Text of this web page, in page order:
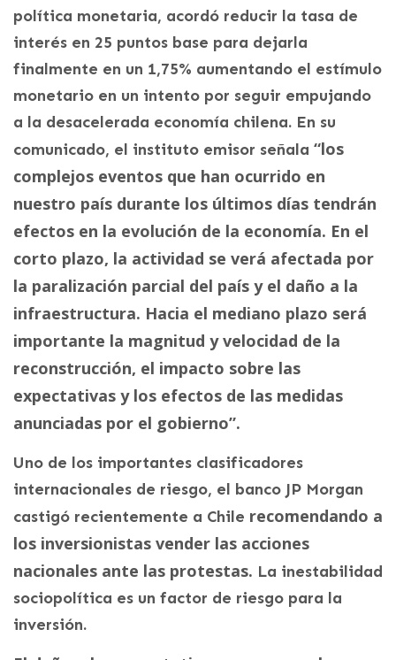
política monetaria, acordó reducir la tasa de
interés en 25 puntos base para dejarla
finalmente en un 1,75% aumentando el estímulo
monetario en un intento por seguir empujando
a la desacelerada economía chilena. En su
comunicado, el instituto emisor señala “los
complejos eventos que han ocurrido en
nuestro país durante los últimos días tendrán
efectos en la evolución de la economía. En el
corto plazo, la actividad se verá afectada por
la paralización parcial del país y el daño a la
infraestructura. Hacia el mediano plazo será
importante la magnitud y velocidad de la
reconstrucción, el impacto sobre las
expectativas y los efectos de las medidas
anunciadas por el gobierno”.
Uno de los importantes clasificadores
internacionales de riesgo, el banco JP Morgan
castigó recientemente a Chile recomendando a
los inversionistas vender las acciones
nacionales ante las protestas. La inestabilidad
sociopolítica es un factor de riesgo para la
inversión.